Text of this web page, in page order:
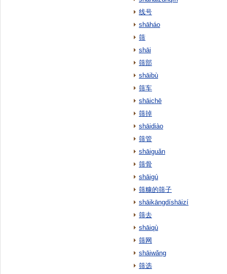
线号
shāháo
筛
shāi
筛部
shāibù
筛车
shāichē
筛掉
shāidiào
筛管
shāiguǎn
筛骨
shāigú
筛糠的筛子
shāikāngdíshāizí
筛去
shāiqù
筛网
shāiwǎng
筛选